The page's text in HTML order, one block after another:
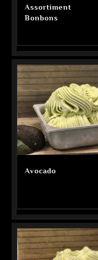
Assortiment
Bonbons
Avocado